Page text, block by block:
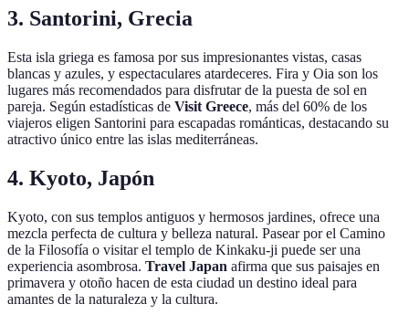
3. Santorini, Grecia
Esta isla griega es famosa por sus impresionantes vistas, casas
blancas y azules, y espectaculares atardeceres. Fira y Oia son los
lugares más recomendados para disfrutar de la puesta de sol en
pareja. Según estadísticas de Visit Greece, más del 60% de los
viajeros eligen Santorini para escapadas románticas, destacando su
atractivo único entre las islas mediterráneas.
4. Kyoto, Japón
Kyoto, con sus templos antiguos y hermosos jardines, ofrece una
mezcla perfecta de cultura y belleza natural. Pasear por el Camino
de la Filosofía o visitar el templo de Kinkaku-ji puede ser una
experiencia asombrosa. Travel Japan afirma que sus paisajes en
primavera y otoño hacen de esta ciudad un destino ideal para
amantes de la naturaleza y la cultura.